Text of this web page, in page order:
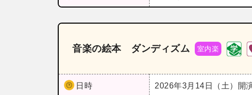
音楽の絵本 ダンディズム 室内楽
日時 2026年3月14日（土） 開